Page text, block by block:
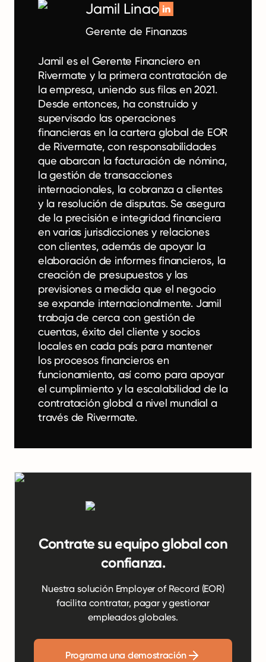
Jamil Linao
Gerente de Finanzas
Jamil es el Gerente Financiero en
Rivermate y la primera contratación de
la empresa, uniendo sus filas en 2021.
Desde entonces, ha construido y
supervisado las operaciones
financieras en la cartera global de EOR
de Rivermate, con responsabilidades
que abarcan la facturación de nómina,
la gestión de transacciones
internacionales, la cobranza a clientes
y la resolución de disputas. Se asegura
de la precisión e integridad financiera
en varias jurisdicciones y relaciones
con clientes, además de apoyar la
elaboración de informes financieros, la
creación de presupuestos y las
previsiones a medida que el negocio
se expande internacionalmente. Jamil
trabaja de cerca con gestión de
cuentas, éxito del cliente y socios
locales en cada país para mantener
los procesos financieros en
funcionamiento, así como para apoyar
el cumplimiento y la escalabilidad de la
contratación global a nivel mundial a
través de Rivermate.
Contrate su equipo global con
confianza.
Nuestra solución Employer of Record (EOR)
facilita contratar, pagar y gestionar
empleados globales.
Programa una demostración